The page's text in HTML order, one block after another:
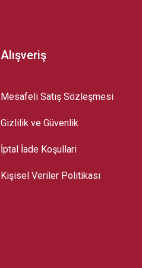
Alışveriş
Mesafeli Satış Sözleşmesi
Gizlilik ve Güvenlik
İptal İade Koşullari
Kişisel Veriler Politikası